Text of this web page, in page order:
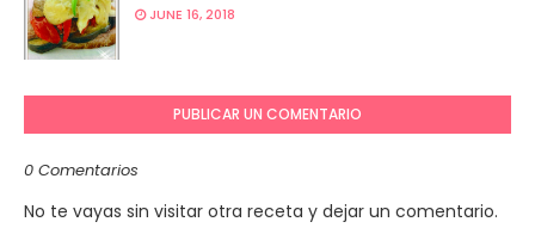
JUNE 16, 2018
PUBLICAR UN COMENTARIO
0 Comentarios
No te vayas sin visitar otra receta y dejar un comentario.